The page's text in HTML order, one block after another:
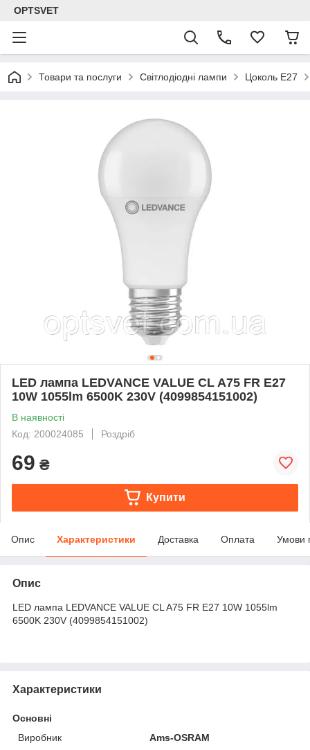
OPTSVET
Товари та послуги Світлодіодні лампи Цоколь E27
LED лампа LEDVANCE VALUE CL A75 FR E27
10W 1055lm 6500K 230V (4099854151002)
В наявності
Код: 200024085
Роздріб
69 ₴
Купити
Опис Характеристики Доставка Оплата Умови
Опис
LED лампа LEDVANCE VALUE CL A75 FR E27 10W 1055lm
6500K 230V (4099854151002)
Характеристики
Основні
Виробник
Ams-OSRAM